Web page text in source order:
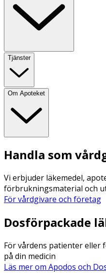
Tjänster
Om Apoteket
Handla som
Vi erbjuder läkemedel,
förbrukningsmaterial och
För vårdgivare och företag
Dosförpackade
För vårdens patienter eller
på din medicin
Läs mer om Apodos och